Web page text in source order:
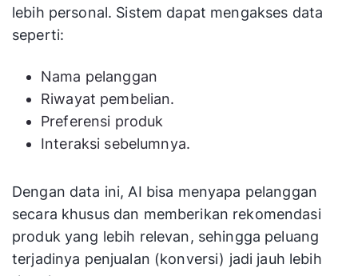
lebih personal. Sistem dapat mengakses data
seperti:
Nama pelanggan
Riwayat pembelian.
Preferensi produk
Interaksi sebelumnya.
Dengan data ini, AI bisa menyapa pelanggan
secara khusus dan memberikan rekomendasi
produk yang lebih relevan, sehingga peluang
terjadinya penjualan (konversi) jadi jauh lebih